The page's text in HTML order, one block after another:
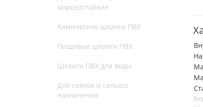
морозостойкие
Химические шланги ПВХ
Пищевые шланги ПВХ
Шланги ПВХ для воды
Для сеялок и сельхоз
назначения